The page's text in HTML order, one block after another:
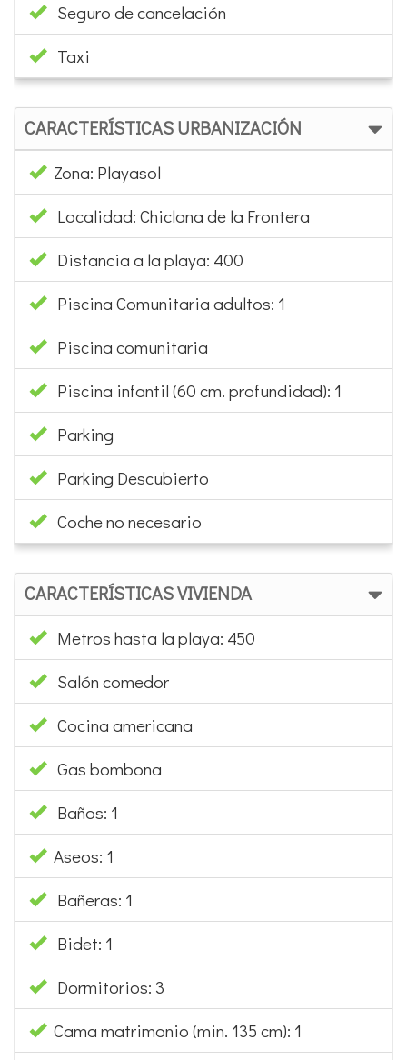
Seguro de cancelación
Taxi
CARACTERÍSTICAS URBANIZACIÓN
Zona: Playasol
Localidad: Chiclana de la Frontera
Distancia a la playa: 400
Piscina Comunitaria adultos: 1
Piscina comunitaria
Piscina infantil (60 cm. profundidad): 1
Parking
Parking Descubierto
Coche no necesario
CARACTERÍSTICAS VIVIENDA
Metros hasta la playa: 450
Salón comedor
Cocina americana
Gas bombona
Baños: 1
Aseos: 1
Bañeras: 1
Bidet: 1
Dormitorios: 3
Cama matrimonio (min. 135 cm): 1